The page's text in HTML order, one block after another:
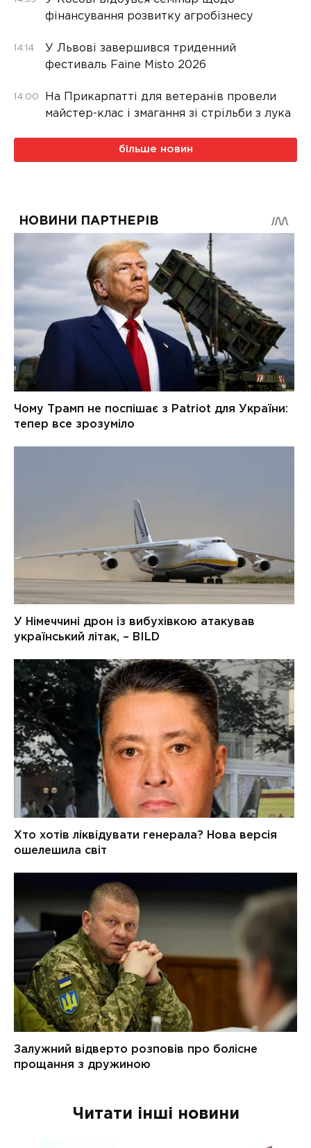
фінансування розвитку агробізнесу
14:14
У Львові завершився триденний
фестиваль Faine Misto 2026
14:00
На Прикарпатті для ветеранів провели
майстер-клас і змагання зі стрільби з лука
більше новин
Читати інші новини